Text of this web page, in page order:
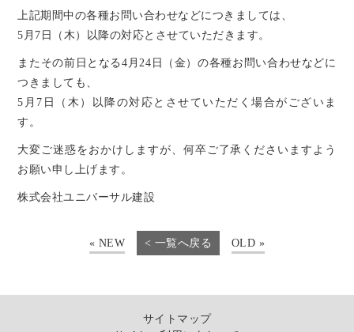
上記期間中の各種お問い合わせなどにつきましては、
5月7日（木）以降の対応とさせていただきます。
またその前日となる4月24日（金）の各種お問い合わせなどに
つきましても、
5月7日（木）以降の対応とさせていただく場合がございま
す。
大変ご迷惑をおかけしますが、何卒ご了承くださいますよう
お願い申し上げます。
株式会社ユニバーサル建設
« NEW < 一覧へ戻る OLD »
サイトマップ